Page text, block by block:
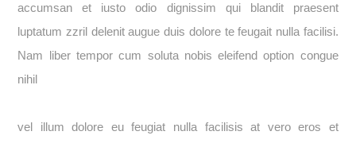
accumsan et iusto odio dignissim qui blandit praesent
luptatum zzril delenit augue duis dolore te feugait nulla facilisi.
Nam liber tempor cum soluta nobis eleifend option congue
nihil
vel illum dolore eu feugiat nulla facilisis at vero eros et